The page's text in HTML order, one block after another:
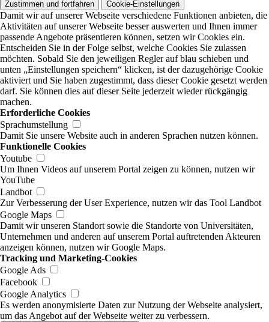
Zustimmen und fortfahren Cookie-Einstellungen
Damit wir auf unserer Webseite verschiedene Funktionen anbieten, die
Aktivitäten auf unserer Webseite besser auswerten und Ihnen immer
passende Angebote präsentieren können, setzen wir Cookies ein.
Entscheiden Sie in der Folge selbst, welche Cookies Sie zulassen
möchten. Sobald Sie den jeweiligen Regler auf blau schieben und
unten „Einstellungen speichern“ klicken, ist der dazugehörige Cookie
aktiviert und Sie haben zugestimmt, dass dieser Cookie gesetzt werden
darf. Sie können dies auf dieser Seite jederzeit wieder rückgängig
machen.
Erforderliche Cookies
Sprachumstellung
Damit Sie unsere Website auch in anderen Sprachen nutzen können.
Funktionelle Cookies
Youtube
Um Ihnen Videos auf unserem Portal zeigen zu können, nutzen wir
YouTube
Landbot
Zur Verbesserung der User Experience, nutzen wir das Tool Landbot
Google Maps
Damit wir unseren Standort sowie die Standorte von Universitäten,
Unternehmen und anderen auf unserem Portal auftretenden Akteuren
anzeigen können, nutzen wir Google Maps.
Tracking und Marketing-Cookies
Google Ads
Facebook
Google Analytics
Es werden anonymisierte Daten zur Nutzung der Webseite analysiert,
um das Angebot auf der Webseite weiter zu verbessern.